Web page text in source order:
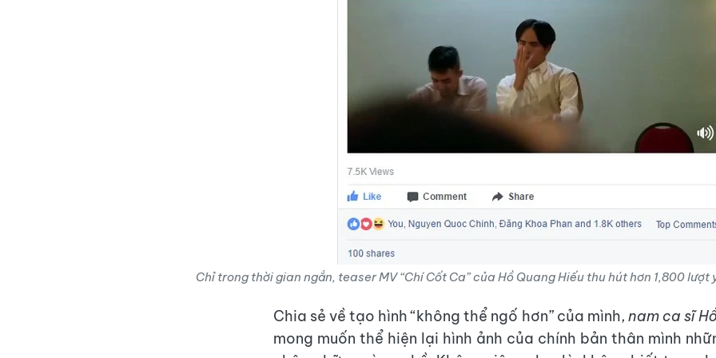
Chỉ trong thời gian ngắn, teaser MV “Chí Cốt Ca” của Hồ Quang Hiếu thu hút hơn 1,800
Chia sẻ về tạo hình “không thể ngố hơn” của mình, nam ca sĩ
mong muốn thể hiện lại hình ảnh của chính bản thân mình